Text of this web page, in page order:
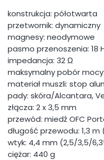
konstrukcja: półotwarta
przetwornik: dynamiczny
magnesy: neodymowe
pasmo przenoszenia: 18
impedancja: 32 Ω
maksymalny pobór
materiał muszli: stop
pady: skóra/Alcantara,
złącza: 2 x 3,5 mm
przewód: miedź OFC
długość przewodu: 1,3
wtyk: 4,4 mm (2,5/3,5/
ciężar: 440 g